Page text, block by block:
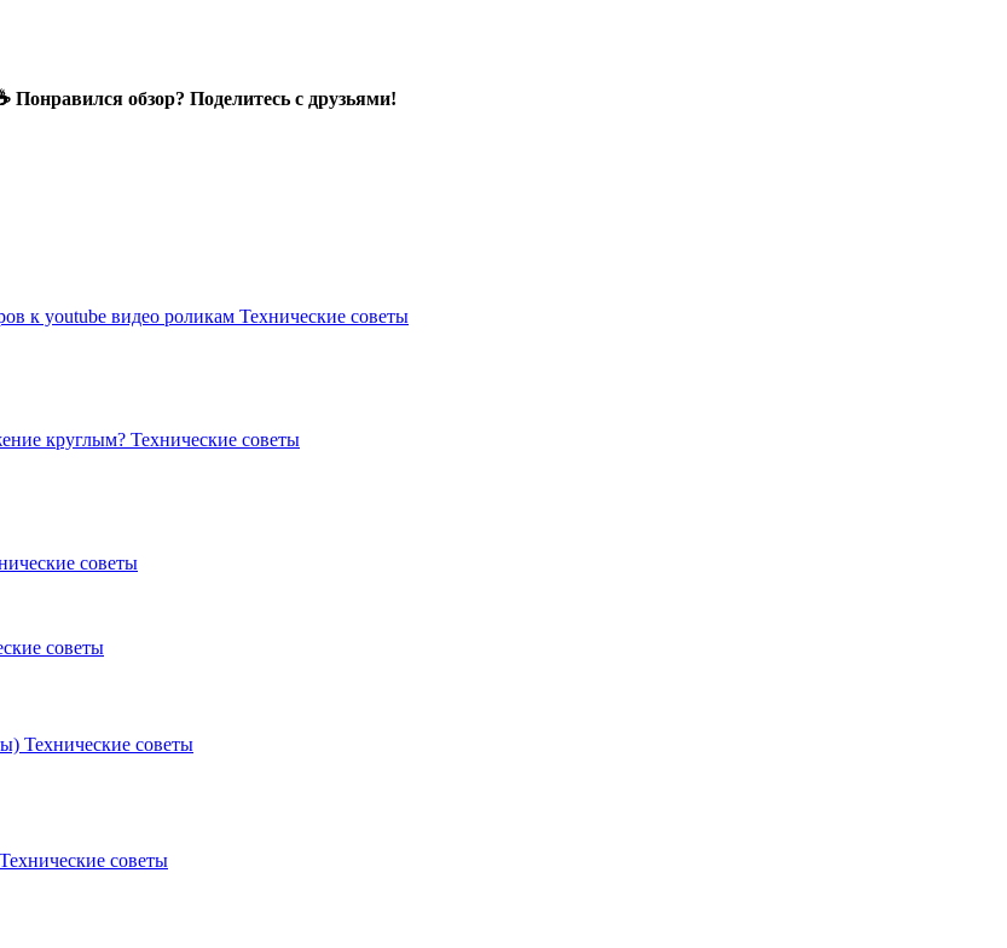
Понравился обзор? Поделитесь с друзьями!
к youtube видео роликам Технические советы
круглым? Технические советы
советы
советы
Технические советы
Технические советы